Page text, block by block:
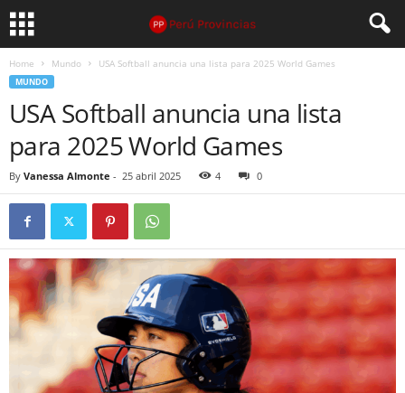
Home Mundo USA Softball anuncia una lista para 2025 World Games
MUNDO
USA Softball anuncia una lista
para 2025 World Games
By Vanessa Almonte - 25 abril 2025 4 0